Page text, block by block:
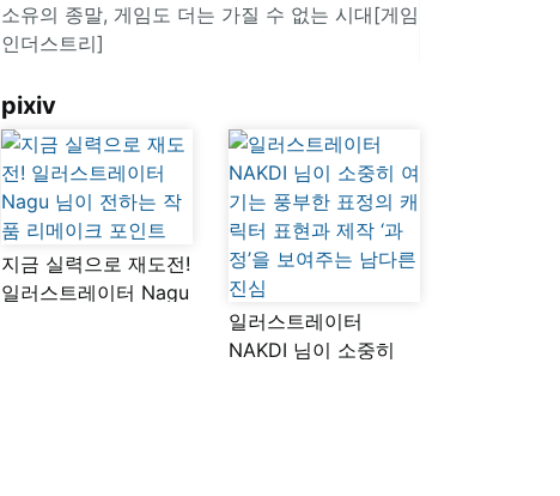
소유의 종말, 게임도 더는 가질 수 없는 시대[게임
인더스트리]
pixiv
지금 실력으로 재도전!
일러스트레이터 Nagu
일러스트레이터
NAKDI 님이 소중히